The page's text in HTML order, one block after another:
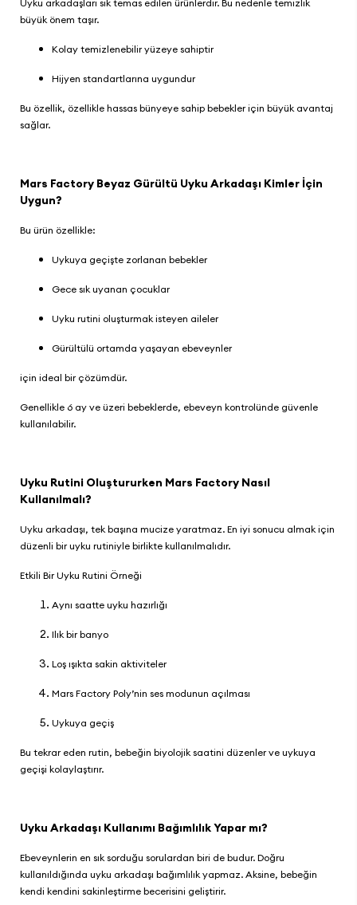
Uyku arkadaşları sık temas edilen ürünlerdir. Bu nedenle temizlik
büyük önem taşır.
Kolay temizlenebilir yüzeye sahiptir
Hijyen standartlarına uygundur
Bu özellik, özellikle hassas bünyeye sahip bebekler için büyük avantaj
sağlar.
Mars Factory Beyaz Gürültü Uyku Arkadaşı Kimler İçin
Uygun?
Bu ürün özellikle:
Uykuya geçişte zorlanan bebekler
Gece sık uyanan çocuklar
Uyku rutini oluşturmak isteyen aileler
Gürültülü ortamda yaşayan ebeveynler
için ideal bir çözümdür.
Genellikle 6 ay ve üzeri bebeklerde, ebeveyn kontrolünde güvenle
kullanılabilir.
Uyku Rutini Oluştururken Mars Factory Nasıl
Kullanılmalı?
Uyku arkadaşı, tek başına mucize yaratmaz. En iyi sonucu almak için
düzenli bir uyku rutiniyle birlikte kullanılmalıdır.
Etkili Bir Uyku Rutini Örneği
Aynı saatte uyku hazırlığı
Ilık bir banyo
Loş ışıkta sakin aktiviteler
Mars Factory Poly’nin ses modunun açılması
Uykuya geçiş
Bu tekrar eden rutin, bebeğin biyolojik saatini düzenler ve uykuya
geçişi kolaylaştırır.
Uyku Arkadaşı Kullanımı Bağımlılık Yapar mı?
Ebeveynlerin en sık sorduğu sorulardan biri de budur. Doğru
kullanıldığında uyku arkadaşı bağımlılık yapmaz. Aksine, bebeğin
kendi kendini sakinleştirme becerisini geliştirir.